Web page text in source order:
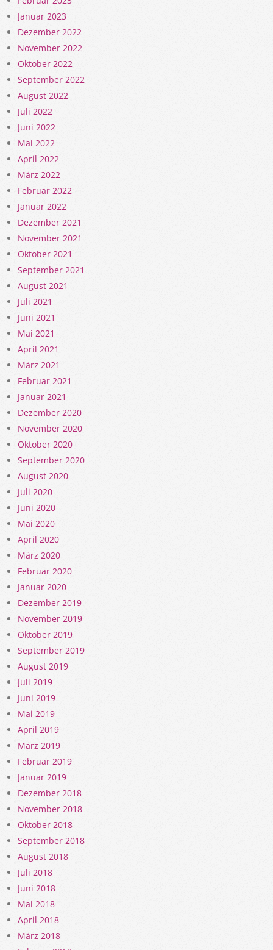
Januar 2023
Dezember 2022
November 2022
Oktober 2022
September 2022
August 2022
Juli 2022
Juni 2022
Mai 2022
April 2022
März 2022
Februar 2022
Januar 2022
Dezember 2021
November 2021
Oktober 2021
September 2021
August 2021
Juli 2021
Juni 2021
Mai 2021
April 2021
März 2021
Februar 2021
Januar 2021
Dezember 2020
November 2020
Oktober 2020
September 2020
August 2020
Juli 2020
Juni 2020
Mai 2020
April 2020
März 2020
Februar 2020
Januar 2020
Dezember 2019
November 2019
Oktober 2019
September 2019
August 2019
Juli 2019
Juni 2019
Mai 2019
April 2019
März 2019
Februar 2019
Januar 2019
Dezember 2018
November 2018
Oktober 2018
September 2018
August 2018
Juli 2018
Juni 2018
Mai 2018
April 2018
März 2018